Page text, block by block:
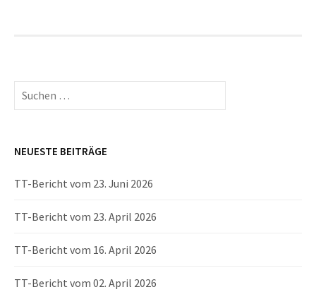
Suchen
nach:
NEUESTE BEITRÄGE
TT-Bericht vom 23. Juni 2026
TT-Bericht vom 23. April 2026
TT-Bericht vom 16. April 2026
TT-Bericht vom 02. April 2026